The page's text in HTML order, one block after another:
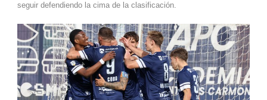
seguir defendiendo la cima de la clasificación.